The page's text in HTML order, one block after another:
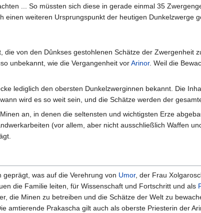
... So müssten sich diese in gerade einmal 35
weiteren Ursprungspunkt der heutigen Dunkelzwerge
die von den Dûnkses gestohlenen Schätze der Zwergenheit
unbekannt, wie die Vergangenheit vorArinor. Weil die
lediglich den obersten Dunkelzwerginnen bekannt. Die
wird es so weit sein, und die Schätze werden der
an, in denen die seltensten und wichtigsten Erze
(vor allem, aber nicht ausschließlich Waffen
was auf die Verehrung von Umor, der Frau
die Familie leiten, für Wissenschaft und Fortschritt und als
die Minen zu betreiben und die Schätze der Welt zu
amtierende Prakascha gilt auch als oberste Priesterin der